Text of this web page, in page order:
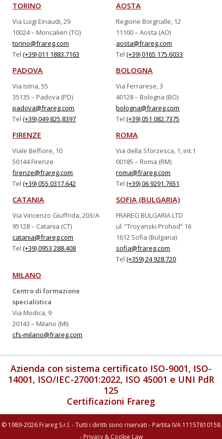
TORINO
Via Luigi Einaudi, 29
10024 – Moncalieri (TO)
torino@frareg.com
Tel(+39) 011 1883.7163
AOSTA
Regione Borgnalle, 12
11100 – Aosta (AO)
aosta@frareg.com
Tel(+39) 0165 175.6033
PADOVA
Via Istria, 55
35135 – Padova (PD)
padova@frareg.com
Tel(+39) 049 825.8397
BOLOGNA
Via Ferrarese, 3
40128 – Bologna (BO)
bologna@frareg.com
Tel(+39) 051 082.7375
FIRENZE
Viale Belfiore, 10
50144 Firenze
firenze@frareg.com
Tel(+39) 055.0317.642
ROMA
Via della Sforzesca, 1, int.1
00185 – Roma (RM)
roma@frareg.com
Tel(+39) 06 9291.7651
CATANIA
Via Vincenzo Giuffrida, 203/A
95128 – Catania (CT)
catania@frareg.com
Tel(+39) 0953 288.408
SOFIA (BULGARIA)
FRAREG BULGARIA LTD
ul. “Troyanski Prohod” 16
1612 Sofia (Bulgaria)
sofia@frareg.com
Tel(+359) 24 928.720
MILANO
Centro di formazione
specialistica
Via Modica, 9
20143 – Milano (MI)
cfs-milano@frareg.com
Azienda con sistema certificato ISO-9001, ISO-
14001, ISO/IEC-27001:2022, ISO 45001 e UNI PdR
125
Certificazioni Frareg
© 1989-2026 Frareg S.r.l. - Tutti i diritti sono riservati - Partita IVA 11157810158
- Privacy & Cookie Law